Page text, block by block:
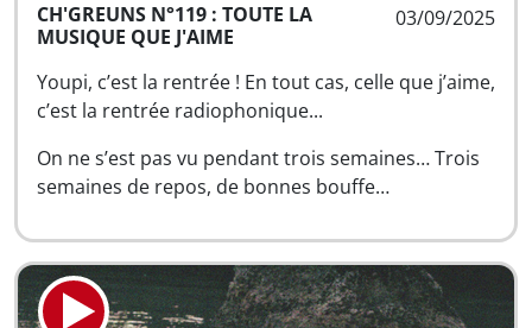
03/09/2025
CH'GREUNS N°119 : TOUTE LA
MUSIQUE QUE J'AIME
Youpi, c’est la rentrée ! En tout cas, celle que j’aime,
c’est la rentrée radiophonique...
On ne s’est pas vu pendant trois semaines… Trois
semaines de repos, de bonnes bouffe…